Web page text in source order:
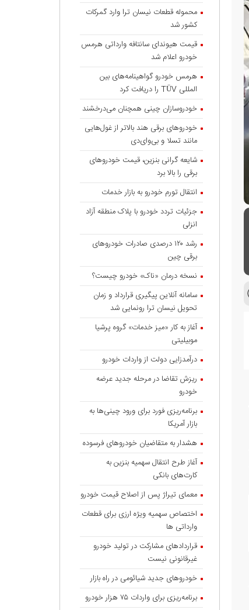
محموله قطعات نیسان ترا وارد گمرکات
کشور شد
قیمت هیوندای سانتافه وارداتی هرمس
خودرو اعلام شد
هرمس خودرو گواهینامه‌های بین
المللی TÜV را دریافت کرد
خودروسازان چینی همچنان می‌درخشند
خودروهای برقی هند بالاتر از غول‌هایی
مانند تسلا و بی‌وای‌دی
شایعه گرانی بنزین، قیمت خودروهای
برقی را بالا برد
انتقال تورم خودرو به بازار خدمات
جزئیات تردد خودرو با پلاک منطقه آزاد
انزلی
رشد ۱۲۰ درصدی صادرات خودروهای
برقی چین
نسخه درمان «ناک» خودرو چیست؟
سامانه آنلاین پیگیری قرارداد‌ و زمان
تحویل نیسان ترا رونمایی شد
آغاز به کار «میز خدمات» گروه پرشیا
موبیلیتی
درآمدزایی دولت از واردات خودرو
ریزش تقاضا در مرحله جدید عرضه
خودرو
برنامه‌ریزی فورد برای ورود چینی‌ها به
بازار آمریکا
هشدار به متقاضیان خودروهای فرسوده
آغاز طرح انتقال سهمیه بنزین به
کارت‌های بانکی
معمای تیراژ پس از اصلاح قیمت خودرو
اختصاص سهمیه ویژه ارزی برای قطعات
وارداتی ها
قراردادهای مشارکت در تولید خودرو
غیرقانونی نیست
خودروهای جدید شیائومی در راه بازار
برنامه‌ریزی برای واردات ۷۵ هزار خودرو